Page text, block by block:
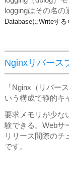
loggingはその名の
DatabaseにWriteす
Nginxリバース
「Nginx（リバー
いう構成で静的キ
要求メモリが少な
験できる。Webサ
リリース間際のチ
です。